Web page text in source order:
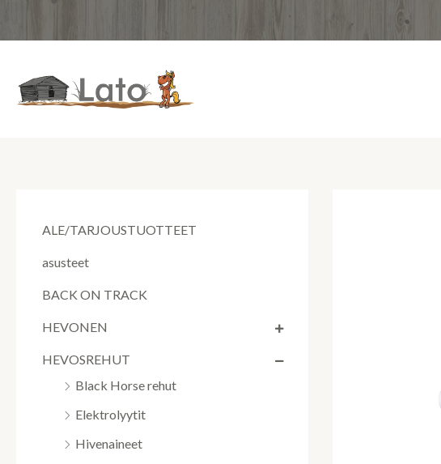
ALE/TARJOUSTUOTTEET
asusteet
BACK ON TRACK
HEVONEN
HEVOSREHUT
Black Horse rehut
Elektrolyytit
Hivenaineet